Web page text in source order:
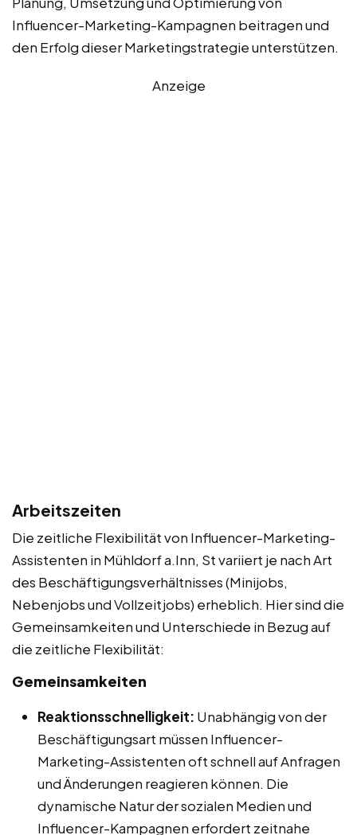
Influencer-Marketing-Kampagnen beitragen und
den Erfolg dieser Marketingstrategie unterstützen.
Anzeige
Arbeitszeiten
Die zeitliche Flexibilität von Influencer-Marketing-
Assistenten in Mühldorf a.Inn, St variiert je nach Art
des Beschäftigungsverhältnisses (Minijobs,
Nebenjobs und Vollzeitjobs) erheblich. Hier sind die
Gemeinsamkeiten und Unterschiede in Bezug auf
die zeitliche Flexibilität:
Gemeinsamkeiten
Reaktionsschnelligkeit: Unabhängig von der
Beschäftigungsart müssen Influencer-
Marketing-Assistenten oft schnell auf Anfragen
und Änderungen reagieren können. Die
dynamische Natur der sozialen Medien und
Influencer-Kampagnen erfordert zeitnahe